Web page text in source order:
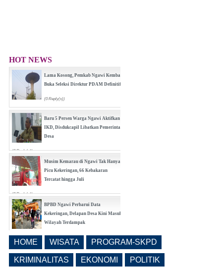
HOT NEWS
Lama Kosong, Pemkab Ngawi Kembali
Buka Seleksi Direktur PDAM Definitif
(0 Reply(s))
Baru 5 Persen Warga Ngawi Aktifkan
IKD, Disdukcapil Libatkan Pemerintah
Desa
(0 Reply(s))
Musim Kemarau di Ngawi Tak Hanya
Picu Kekeringan, 66 Kebakaran
Tercatat hingga Juli
(0 Reply(s))
BPBD Ngawi Perbarui Data
Kekeringan, Delapan Desa Kini Masuk
Wilayah Terdampak
Kesadaran Warga Melalui Rembug
Pencegahan Stunting Berkelanjutan
HOME WISATA PROGRAM-SKPD
KRIMINALITAS EKONOMI POLITIK